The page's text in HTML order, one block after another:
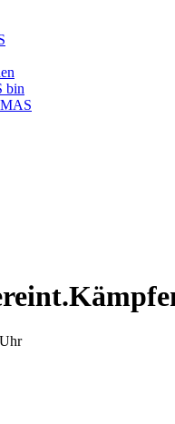
bin